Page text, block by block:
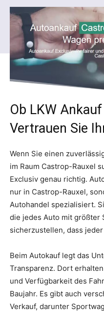
Ob LKW
Vertrauen Sie
Wenn Sie einen
im Raum Castrop-Rauxel
Exclusiv genau richtig.
nur in Castrop-Rauxel,
Autohandel spezialisiert.
die jedes Auto mit größter
sicherzustellen, dass
Beim Autokauf legt das
Transparenz. Dort
und Verfügbarkeit des
Baujahr. Es gibt auch
Verkauf, darunter